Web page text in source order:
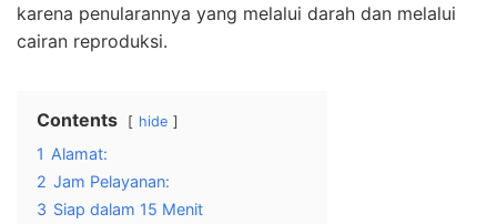
karena penularannya yang melalui darah dan melalui
cairan reproduksi.
Contents hide
1 Alamat:
2 Jam Pelayanan:
3 Siap dalam 15 Menit